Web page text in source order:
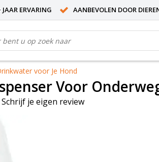
JAAR ERVARING AANBEVOLEN DOOR
voor Je Hond
Voor
Schrijf je eigen review